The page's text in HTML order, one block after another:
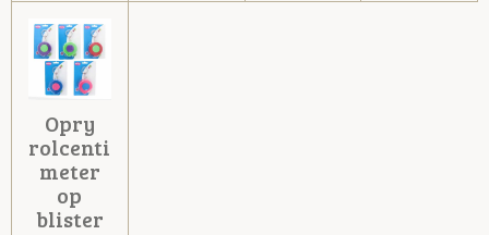
Opry
rolcenti
meter
op
blister